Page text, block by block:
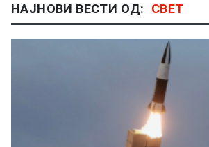
НАЈНОВИ ВЕСТИ ОД: СВЕТ